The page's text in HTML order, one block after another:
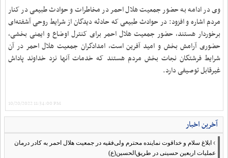
وی در ادامه به حضور جمعیت هلال احمر در مخاطرات و حوادث طبیعی در کنار
مردم اشاره و افزود: در حوادث طبیعی که حادثه دیدگان از شرایط روحی آشفته‌ای
برخوردار هستند، حضور جمعیت هلال احمر برای کنترل اوضاع و ایمنی بخشی،
حضوری آرامش بخش و امید آفرین است، امدادگران جمعیت هلال احمر در آن
شرایط فرشتگان نجات بخش مردم هستند که خدمات آنها نزد خداوند پاداش
غیرقابل توصیفی دارد.
10/20/2022 11:34:00 PM
آخرین اخبار
› ابلاغ سلام و خداقوت نماینده محترم ولی‌فقیه در جمعیت هلال احمر به کادر درمان
عملیات اربعین حسینی در طریق‌الحسین(ع)